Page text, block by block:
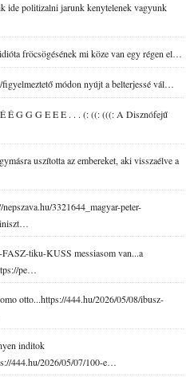
ide politizalni jarunk kenytelenek vagyunk
fröcsögésének mi köze van egy régen el…
figyelmeztető módon nyújt a belterjessé vál…
É G G G E E E . . . (: ((: (((: A Disznófejű
uszította az embereket, aki visszaélve a
nepszava.hu/3321644_magyar-peter-
tiku-KUSS messiasom van...a
pe…
otto...https://444.hu/2026/05/08/ibusz-
inditok
444.hu/2026/05/07/100-e…